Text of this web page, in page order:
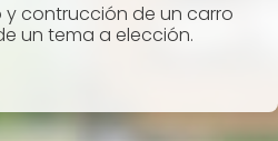
y contrucción de un carro
un tema a elección.